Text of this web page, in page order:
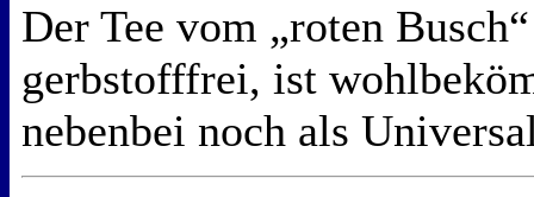
Der Tee vom „roten
gerbstofffrei, ist
nebenbei noch als